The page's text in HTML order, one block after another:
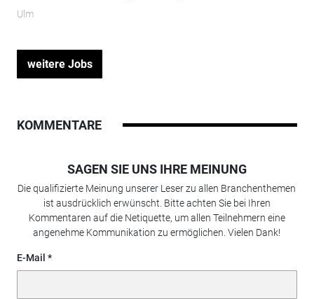
Ulm
weitere Jobs
KOMMENTARE
SAGEN SIE UNS IHRE MEINUNG
Die qualifizierte Meinung unserer Leser zu allen Branchenthemen
ist ausdrücklich erwünscht. Bitte achten Sie bei Ihren
Kommentaren auf die Netiquette, um allen Teilnehmern eine
angenehme Kommunikation zu ermöglichen. Vielen Dank!
E-Mail